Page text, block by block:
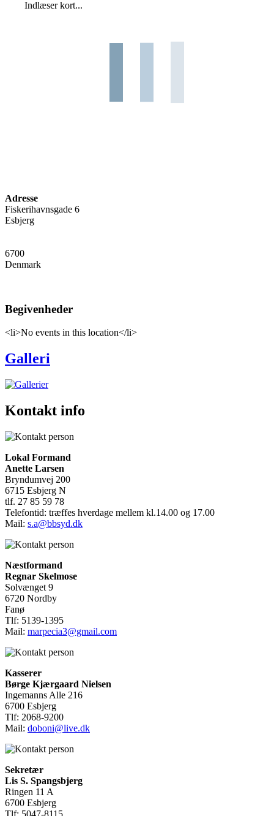
Indlæser kort...
Adresse
Fiskerihavnsgade 6
Esbjerg
6700
Denmark
Begivenheder
<li>No events in this location</li>
Galleri
Kontakt info
Lokal Formand
Anette Larsen
Bryndumvej 200
6715 Esbjerg N
tlf. 27 85 59 78
Telefontid: træffes hverdage mellem kl.14.00 og 17.00
Mail: s.a@bbsyd.dk
Næstformand
Regnar Skelmose
Solvænget 9
6720 Nordby
Fanø
Tlf: 5139-1395
Mail: marpecia3@gmail.com
Kasserer
Børge Kjærgaard Nielsen
Ingemanns Alle 216
6700 Esbjerg
Tlf: 2068-9200
Mail: doboni@live.dk
Sekretær
Lis S. Spangsbjerg
Ringen 11 A
6700 Esbjerg
Tlf: 5047-8115